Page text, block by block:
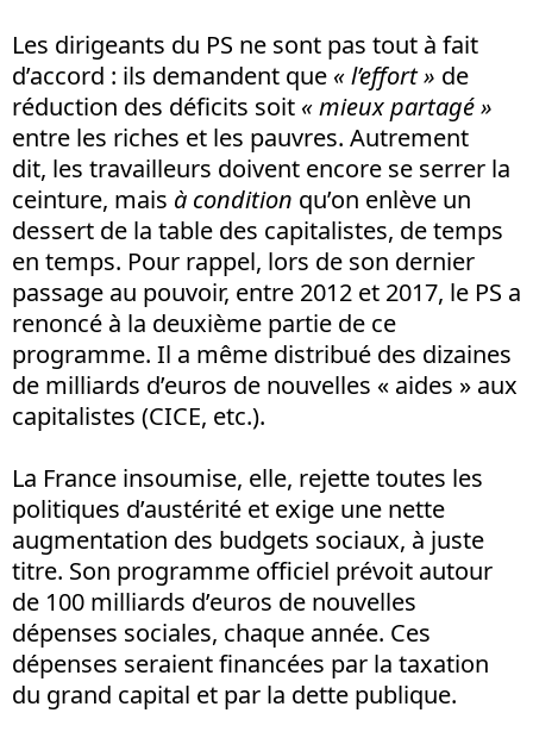
Les dirigeants du PS ne sont pas tout à fait
d’accord : ils demandent que « l’effort » de
réduction des déficits soit « mieux partagé »
entre les riches et les pauvres. Autrement
dit, les travailleurs doivent encore se serrer la
ceinture, mais à condition qu’on enlève un
dessert de la table des capitalistes, de temps
en temps. Pour rappel, lors de son dernier
passage au pouvoir, entre 2012 et 2017, le PS a
renoncé à la deuxième partie de ce
programme. Il a même distribué des dizaines
de milliards d’euros de nouvelles « aides » aux
capitalistes (CICE, etc.).
La France insoumise, elle, rejette toutes les
politiques d’austérité et exige une nette
augmentation des budgets sociaux, à juste
titre. Son programme officiel prévoit autour
de 100 milliards d’euros de nouvelles
dépenses sociales, chaque année. Ces
dépenses seraient financées par la taxation
du grand capital et par la dette publique.